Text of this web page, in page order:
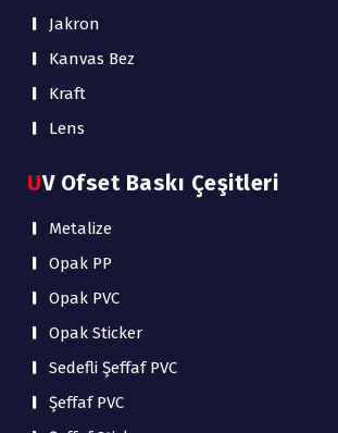
Jakron
Kanvas Bez
Kraft
Lens
UV Ofset Baskı Çeşitleri
Metalize
Opak PP
Opak PVC
Opak Sticker
Sedefli Şeffaf PVC
Şeffaf PVC